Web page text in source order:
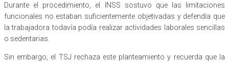
Durante el procedimiento, el INSS sostuvo que las limitaciones
funcionales no estaban suficientemente objetivadas y defendía que
la trabajadora todavía podía realizar actividades laborales sencillas
o sedentarias.
Sin embargo, el TSJ rechaza este planteamiento y recuerda que la